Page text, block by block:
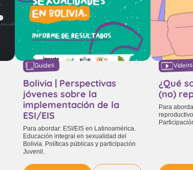
Guides
Bolivia | Perspectivas
jóvenes sobre la
implementación de la
ESI/EIS
Para abordar: ESI/EIS en Latinoamérica.
Educación integral en sexualidad del
Bolivia. Políticas públicas y participación
Juvenil.
Videos
¿Qué
(no)
Para